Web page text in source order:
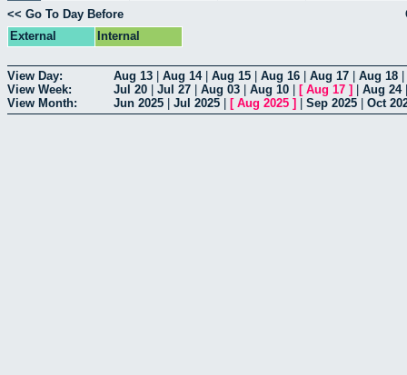
<< Go To Day Before
External
Internal
View Day: Aug 13 Aug 14| Aug 15 Aug 16 Aug 17 Aug 18
View Week:
Jul 20 Jul 27 Aug 03 Aug 10 [ Aug 17 ] Aug 24
View Month:
Jun 2025 Jul 2025 [ Aug 2025 ] Sep 2025 Oct